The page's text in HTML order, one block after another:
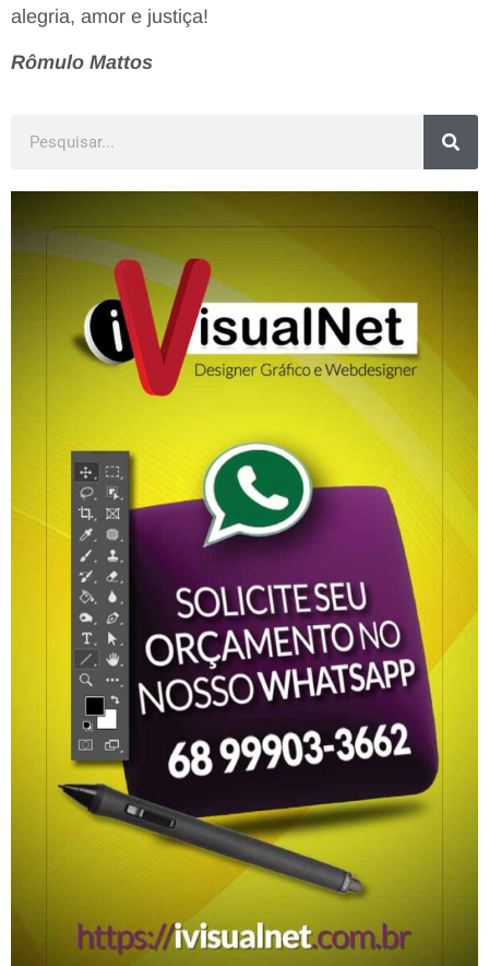
alegria, amor e justiça!
Rômulo Mattos